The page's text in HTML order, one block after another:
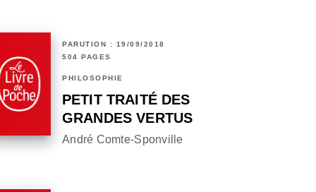
PARUTION : 19/09/2018
504 PAGES
PHILOSOPHIE
PETIT TRAITÉ DES
GRANDES VERTUS
André Comte-Sponville